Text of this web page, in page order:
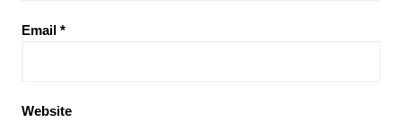
Email *
Website